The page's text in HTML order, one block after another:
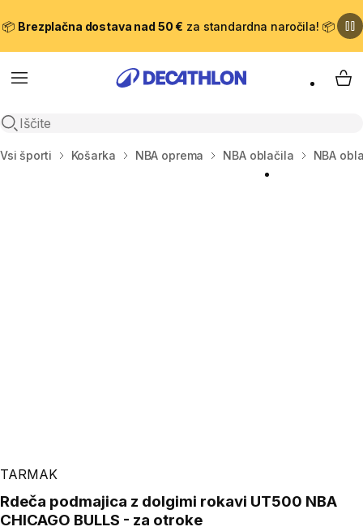
📦 Brezplačna dostava nad 50 € za standardna naročila! 📦
Meni
Odpri iskanje
Domov
Vsi športi Košarka NBA oprema NBA oblačila NBA
TARMAK
Rdeča podmajica z dolgimi rokavi UT500 NBA
CHICAGO BULLS - za otroke